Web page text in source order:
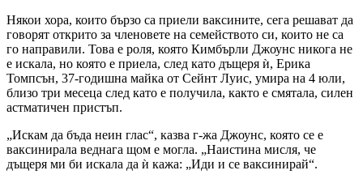
Някои хора, които бързо са приели ваксините, сега решават да
говорят открито за членовете на семейството си, които не са
го направили. Това е роля, която Кимбърли Джоунс никога не
е искала, но която е приела, след като дъщеря ѝ, Ерика
Томпсън, 37-годишна майка от Сейнт Луис, умира на 4 юли,
близо три месеца след като е получила, както е смятала, силен
астматичен пристъп.
„Искам да бъда неин глас“, казва г-жа Джоунс, която се е
ваксинирала веднага щом е могла. „Наистина мисля, че
дъщеря ми би искала да ѝ кажа: „Иди и се ваксинирай“.